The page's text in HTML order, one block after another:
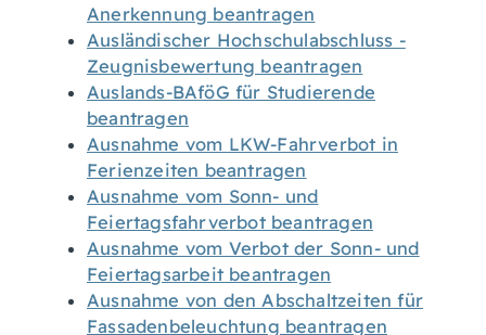
Anerkennung beantragen
Ausländischer Hochschulabschluss -
Zeugnisbewertung beantragen
Auslands-BAföG für Studierende
beantragen
Ausnahme vom LKW-Fahrverbot in
Ferienzeiten beantragen
Ausnahme vom Sonn- und
Feiertagsfahrverbot beantragen
Ausnahme vom Verbot der Sonn- und
Feiertagsarbeit beantragen
Ausnahme von den Abschaltzeiten für
Fassadenbeleuchtung beantragen